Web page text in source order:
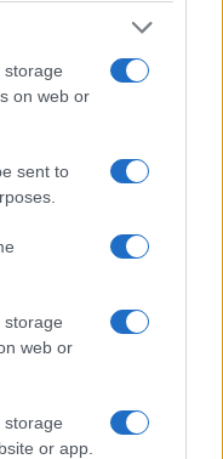
storage
on web or
sent to
storage
web or
storage
or app.
Parma gennaio